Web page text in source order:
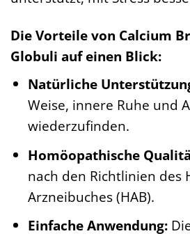
Die Vorteile von Calcium
Globuli auf einen Blick:
Natürliche
Weise, innere Ruhe und
wiederzufinden.
Homöopathische
nach den Richtlinien des
Arzneibuches (HAB).
Einfache Anwendung: